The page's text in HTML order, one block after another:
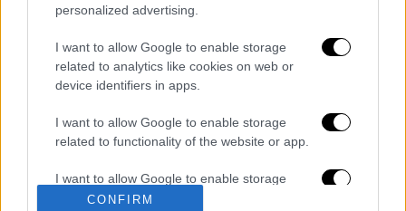
personalized advertising.
I want to allow Google to enable storage
related to analytics like cookies on web or
device identifiers in apps.
I want to allow Google to enable storage
related to functionality of the website or app.
I want to allow Google to enable storage
related to personalization.
CONFIRM
O στρατηγός ήταν σχιζοφρενής, εμμονικός,
Εκείνος που άλλαξε την πορεία της
Ιστορίας!
Ελισάβετ Κωνσταντινίδου στο ethnos.gr:
είμαστε αδέλφια»
bar για τον θάνατο του 4χρονου στην Πάρο -
Στο «μικροσκόπιο» ο ρόλος του